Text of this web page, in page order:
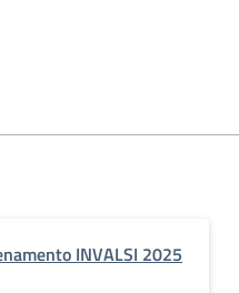
INVALSI 2025